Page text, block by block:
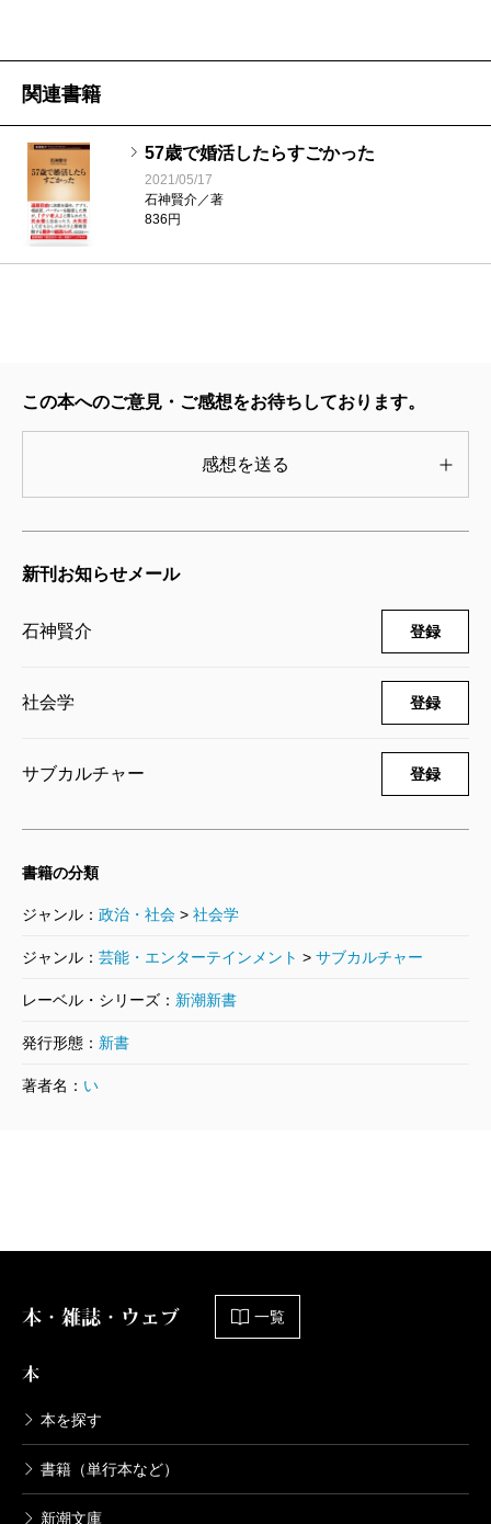
かる。おもしろく、哀しく、そして、書かずには
（いしがみ・けんすけ フリーライター）
えと考えたわけです。
実際、「すごい」としか言えないというのはお読み
いただければわかると思います。
念のため補足しておくと、真面目に婚活を考えてい
る方にもとても参考になる情報も満載です。その意味
では「すごく」役に立つ本でもあるのでよろしくお願
関連書籍
57歳で婚活したらすごかった
2021/05/17
石神賢介／著
836円
この本へのご意見・ご感想をお待ちしております。
感想を送る
新刊お知らせメール
石神賢介 登録
社会学 登録
サブカルチャー 登録
書籍の分類
ジャンル： 政治・社会 > 社会学
ジャンル： 芸能・エンターテインメント > サブカルチャー
レーベル・シリーズ： 新潮新書
発行形態： 新書
著者名： い
本・雑誌・ウェブ 一覧
本
本を探す
書籍（単行本など）
新潮文庫